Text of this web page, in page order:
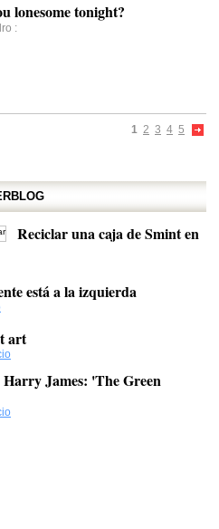
lonesome tonight?
:
1 2 3 4 5
Reciclar una caja de Smint en
está a la izquierda
art
Harry James: 'The Green